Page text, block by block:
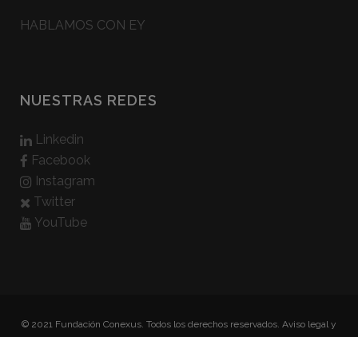
HABLAMOS CON EY
NUESTRAS REDES
Linkedin
Facebook
Instagram
Twitter
YouTube
© 2021 Fundación Conexus. Todos los derechos reservados. Aviso legal y